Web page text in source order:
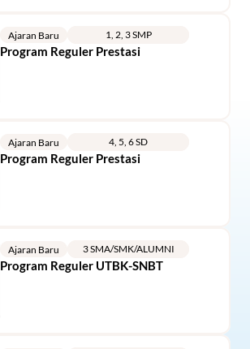
Ajaran Baru 1, 2, 3 SMP
Program Reguler Prestasi
Ajaran Baru 4, 5, 6 SD
Program Reguler Prestasi
Ajaran Baru 3 SMA/SMK/ALUMNI
Program Reguler UTBK-SNBT